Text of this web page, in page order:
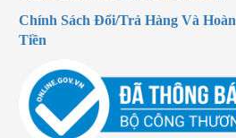
Chính Sách Đổi/Trả Hàng Và Hoàn
Tiền